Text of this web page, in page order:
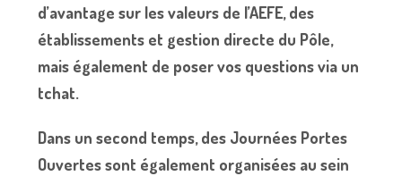
d’avantage sur les valeurs de l’AEFE, des
établissements et gestion directe du Pôle,
mais également de poser vos questions via un
tchat.
Dans un second temps, des Journées Portes
Ouvertes sont également organisées au sein